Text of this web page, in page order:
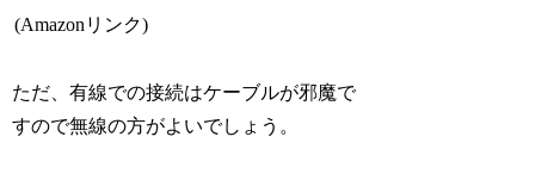
(Amazonリンク)
ただ、有線での接続はケーブルが邪魔で
すので無線の方がよいでしょう。